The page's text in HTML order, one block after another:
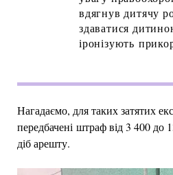
вдягнув дитячу
здаватися
іронізують
Нагадаємо, для таких затятих
передбачені штраф від 3 400 до
діб арешту.